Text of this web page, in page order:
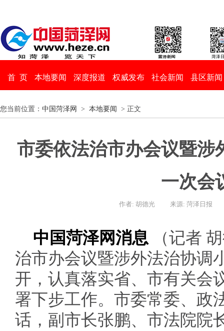
首 页 本地要闻 深度报道 权威发布 社会新闻 县区新闻
您当前位置： 中国菏泽网 > 本地要闻 > 正文
市委依法治市办会议暨涉
一次会
作者: 胡德光 来源: 菏泽日报
中国菏泽网消息 （记者
治市办会议暨涉外法治协调
开，认真落实省、市有关会
署下步工作。市委常委、政
话，副市长张鹏、市法院院